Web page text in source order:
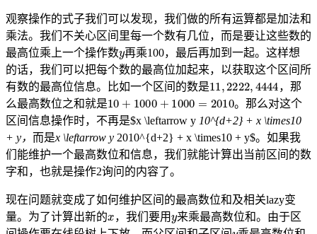
观察操作的式子我们可以发现，我们做的所有运算都是加法和
乘法。我们不关心区间里每一个数有几位，而是要让这些数的
最高位乘上一个操作数 再乘100，最后再加到一起。这样想
的话，我们可以把每个数的最高位加起来，以获取这个区间所
有数的最高位信息。比如一个区间的数是11 2222 4444 ，那
么最高数位之和就是10 1000 + 1000=2010
。那么对这个
区间信息操作时，不再是$x \leftarrow y 10^{d+2} + x \times10
+ y ， 是
，而
是 x \leftarrow y 2010^{d+2} + x \times10 + y$。如果我
们能维护一个最高数位和信息，我们就能计算出当前区间的数
字和，也就是操作2询问的内容了。
现在问题就变成了如何维护区间的最高数位和及相关lazy变
量。为了计算出新的
，我们要用
来乘最高数位和。由于区